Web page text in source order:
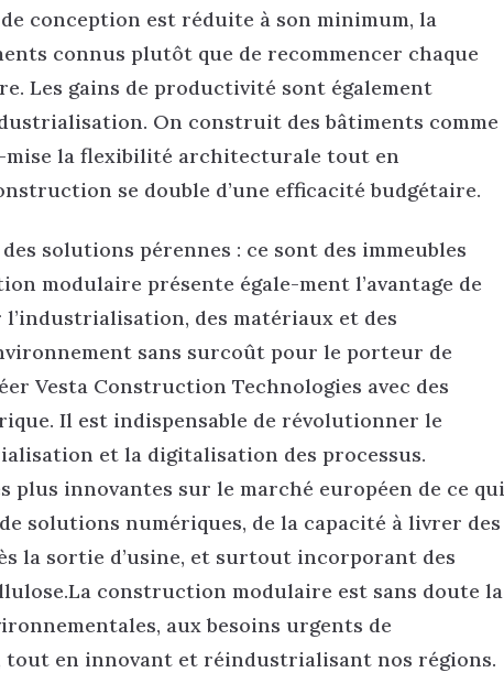
conception est réduite à son minimum, la
connus plutôt que de recommencer chaque
Les gains de productivité sont également
On construit des bâtiments comme
mise la flexibilité architecturale tout en
se double d’une efficacité budgétaire.
solutions pérennes : ce sont des immeubles
modulaire présente égale-ment l’avantage de
des matériaux et des
sans surcoût pour le porteur de
Vesta Construction Technologies avec des
Il est indispensable de révolutionner le
et la digitalisation des processus.
innovantes sur le marché européen de ce qui
solutions numériques, de la capacité à livrer des
la sortie d’usine, et surtout incorporant des
construction modulaire est sans doute la
aux besoins urgents de
tout en innovant et réindustrialisant nos régions.